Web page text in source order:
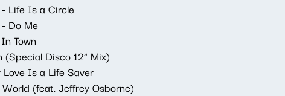
Life Is a Circle
Do Me
Town
(Special Disco 12" Mix)
Love Is a Life Saver
World (feat. Jeffrey Osborne)